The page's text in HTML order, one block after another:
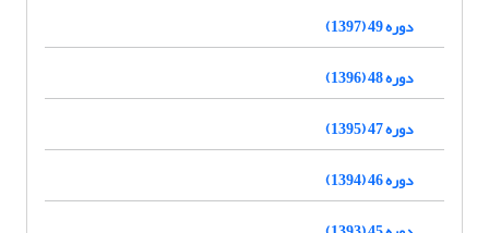
دوره 49 (1397)
دوره 48 (1396)
دوره 47 (1395)
دوره 46 (1394)